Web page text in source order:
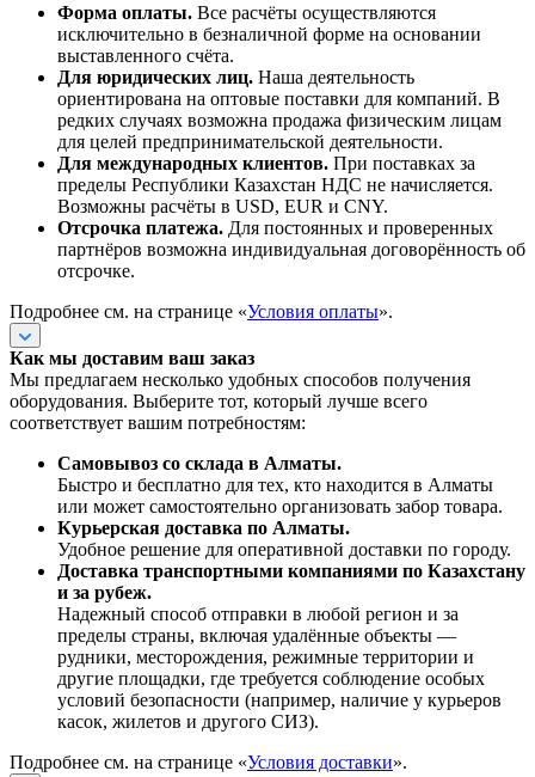
Форма оплаты. Все расчёты осуществляются
исключительно в безналичной форме на основании
выставленного счёта.
Для юридических лиц. Наша деятельность
ориентирована на оптовые поставки для компаний. В
редких случаях возможна продажа физическим лицам
для целей предпринимательской деятельности.
Для международных клиентов. При поставках за
пределы Республики Казахстан НДС не начисляется.
Возможны расчёты в USD, EUR и CNY.
Отсрочка платежа. Для постоянных и проверенных
партнёров возможна индивидуальная договорённость об
отсрочке.
Подробнее см. на странице «Условия оплаты».
Как мы доставим ваш заказ
Мы предлагаем несколько удобных способов получения
оборудования. Выберите тот, который лучше всего
соответствует вашим потребностям:
Самовывоз со склада в Алматы.
Быстро и бесплатно для тех, кто находится в Алматы
или может самостоятельно организовать забор товара.
Курьерская доставка по Алматы.
Удобное решение для оперативной доставки по городу.
Доставка транспортными компаниями по Казахстану
и за рубеж.
Надежный способ отправки в любой регион и за
пределы страны, включая удалённые объекты —
рудники, месторождения, режимные территории и
другие площадки, где требуется соблюдение особых
условий безопасности (например, наличие у курьеров
касок, жилетов и другого СИЗ).
Подробнее см. на странице «Условия доставки».